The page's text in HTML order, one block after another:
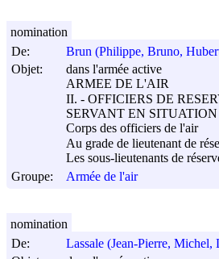
De:
Brun (Philippe, Bruno,
Objet:
dans l'armée active
ARMEE DE L'AIR
II. - OFFICIERS DE
SERVANT EN
Corps des officiers de l'air
Au grade de lieutenant de
Les sous-lieutenants de
Groupe:
Armée de l'air
nomination
De:
Lassale (Jean-Pierre, Michel,
nomination